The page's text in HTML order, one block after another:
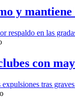
y
respaldo en las
con
tras